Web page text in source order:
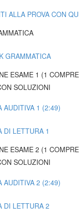
ALLA PROVA CON
GRAMMATICA
ESAME 1 (1
SOLUZIONI
AUDITIVA 1 (2:49)
DI LETTURA 1
ESAME 2 (1
SOLUZIONI
AUDITIVA 2 (2:49)
DI LETTURA 2